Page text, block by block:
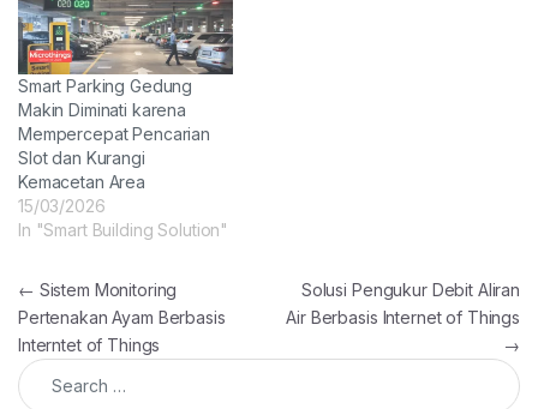
Smart Parking Gedung
Makin Diminati karena
Mempercepat Pencarian
Slot dan Kurangi
Kemacetan Area
15/03/2026
In "Smart Building Solution"
Post navigation
← Sistem Monitoring
Pertenakan Ayam Berbasis
Interntet of Things
Solusi Pengukur Debit Aliran
Air Berbasis Internet of Things
→
Search for: